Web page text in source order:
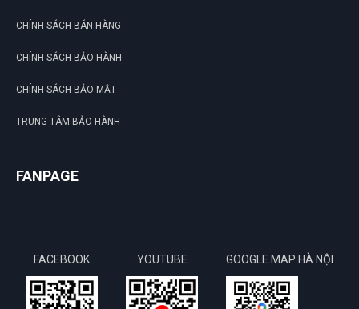
CHÍNH SÁCH BÁN HÀNG
CHÍNH SÁCH BẢO HÀNH
CHÍNH SÁCH BẢO MẬT
TRUNG TÂM BẢO HÀNH
FANPAGE
FACEBOOK YOUTUBE GOOGLE MAP HÀ NỘI